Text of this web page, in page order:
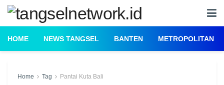
HOME NEWS TANGSEL BANTEN METROPOLITAN
Home Tag Pantai Kuta Bali